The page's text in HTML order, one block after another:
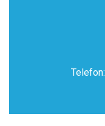
Telefon: